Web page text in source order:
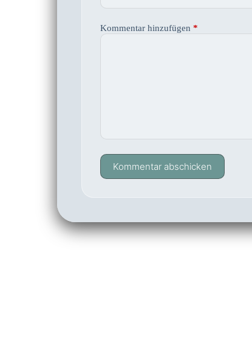
Kommentar hinzufügen *
Kommentar abschicken